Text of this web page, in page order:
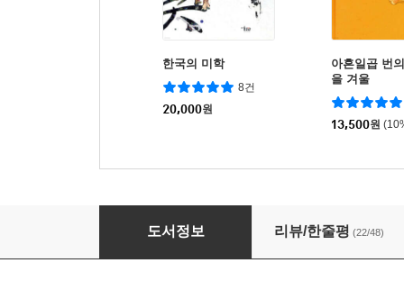
한국의 미학
8건
20,000원
아흔일곱 번
을 겨울
13,500원
포르투나의 선택 세트
도서정보 리뷰/한줄평 (22/48)